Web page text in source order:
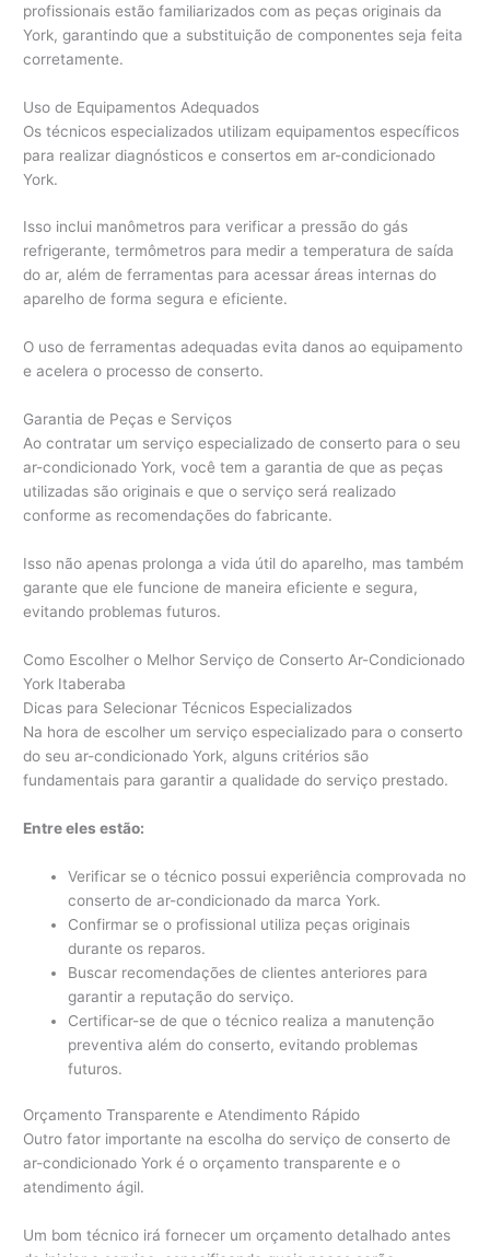
profissionais estão familiarizados com as peças originais da
York, garantindo que a substituição de componentes seja feita
corretamente.
Uso de Equipamentos Adequados
Os técnicos especializados utilizam equipamentos específicos
para realizar diagnósticos e consertos em ar-condicionado
York.
Isso inclui manômetros para verificar a pressão do gás
refrigerante, termômetros para medir a temperatura de saída
do ar, além de ferramentas para acessar áreas internas do
aparelho de forma segura e eficiente.
O uso de ferramentas adequadas evita danos ao equipamento
e acelera o processo de conserto.
Garantia de Peças e Serviços
Ao contratar um serviço especializado de conserto para o seu
ar-condicionado York, você tem a garantia de que as peças
utilizadas são originais e que o serviço será realizado
conforme as recomendações do fabricante.
Isso não apenas prolonga a vida útil do aparelho, mas também
garante que ele funcione de maneira eficiente e segura,
evitando problemas futuros.
Como Escolher o Melhor Serviço de Conserto Ar-Condicionado
York Itaberaba
Dicas para Selecionar Técnicos Especializados
Na hora de escolher um serviço especializado para o conserto
do seu ar-condicionado York, alguns critérios são
fundamentais para garantir a qualidade do serviço prestado.
Entre eles estão:
Verificar se o técnico possui experiência comprovada no
conserto de ar-condicionado da marca York.
Confirmar se o profissional utiliza peças originais
durante os reparos.
Buscar recomendações de clientes anteriores para
garantir a reputação do serviço.
Certificar-se de que o técnico realiza a manutenção
preventiva além do conserto, evitando problemas
futuros.
Orçamento Transparente e Atendimento Rápido
Outro fator importante na escolha do serviço de conserto de
ar-condicionado York é o orçamento transparente e o
atendimento ágil.
Um bom técnico irá fornecer um orçamento detalhado antes